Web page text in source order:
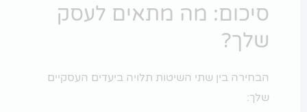
סיכום: מה מתאים לעסק
שלך?
הבחירה בין שתי השיטות תלויה ביעדים העסקיים
שלך: